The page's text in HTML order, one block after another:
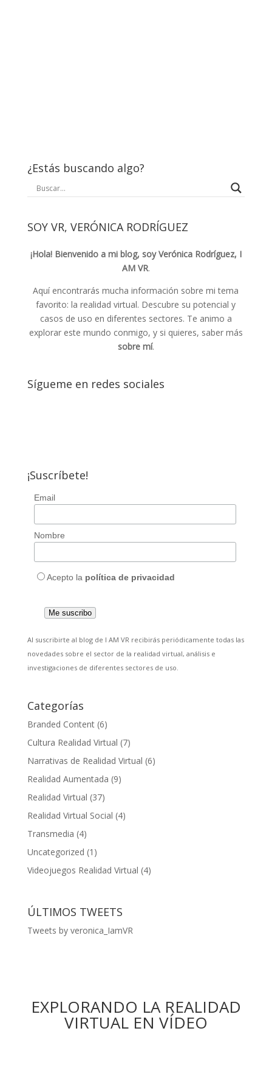
¿Estás buscando algo?
SOY VR, VERÓNICA RODRÍGUEZ
¡Hola! Bienvenido a mi blog, soy Verónica Rodríguez, I
AM VR.
Aquí encontrarás mucha información sobre mi tema
favorito: la realidad virtual. Descubre su potencial y
casos de uso en diferentes sectores. Te animo a
explorar este mundo conmigo, y si quieres, saber más
sobre mí.
Sígueme en redes sociales
¡Suscríbete!
Email
Nombre
Acepto la política de privacidad
Al suscribirte al blog de I AM VR recibirás periódicamente todas las
novedades sobre el sector de la realidad virtual, análisis e
investigaciones de diferentes sectores de uso.
Categorías
Branded Content(6)
Cultura Realidad Virtual (7)
Narrativas de Realidad Virtual (6)
Realidad Aumentada (9)
Realidad Virtual (37)
Realidad Virtual Social (4)
Transmedia (4)
Uncategorized (1)
Videojuegos Realidad Virtual (4)
ÚLTIMOS TWEETS
Tweets by veronica_IamVR
EXPLORANDO LA REALIDAD
VIRTUAL EN VÍDEO